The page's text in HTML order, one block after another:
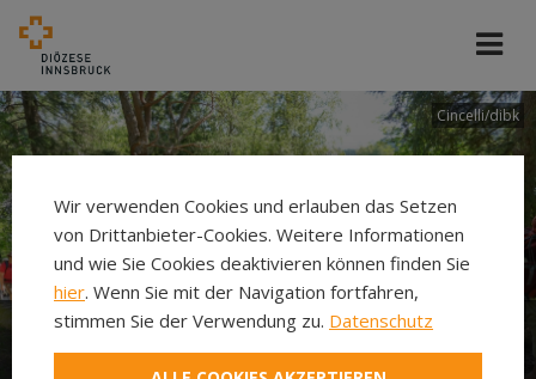
Cincelli/dibk
Wir verwenden Cookies und erlauben das Setzen
von Drittanbieter-Cookies. Weitere Informationen
und wie Sie Cookies deaktivieren können finden Sie
hier. Wenn Sie mit der Navigation fortfahren,
stimmen Sie der Verwendung zu. Datenschutz